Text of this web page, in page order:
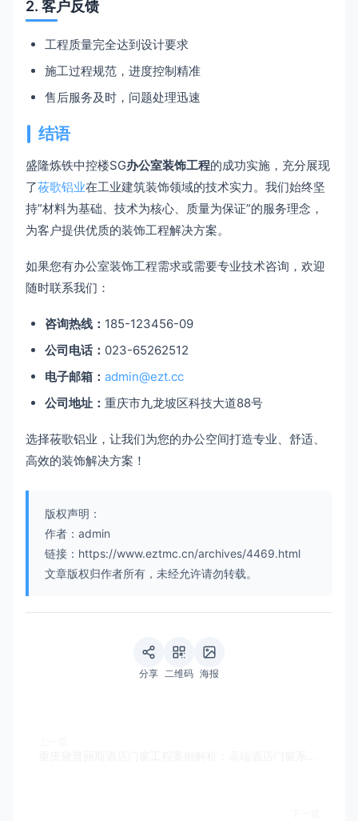
2. 客户反馈
工程质量完全达到设计要求
施工过程规范，进度控制精准
售后服务及时，问题处理迅速
结语
盛隆炼铁中控楼SG办公室装饰工程的成功实施，充分展现
了莜歌铝业在工业建筑装饰领域的技术实力。我们始终坚
持”材料为基础、技术为核心、质量为保证”的服务理念，
为客户提供优质的装饰工程解决方案。
如果您有办公室装饰工程需求或需要专业技术咨询，欢迎
随时联系我们：
咨询热线： 185-123456-09
公司电话： 023-65262512
电子邮箱： admin@ezt.cc
公司地址： 重庆市九龙坡区科技大道88号
选择莜歌铝业，让我们为您的办公空间打造专业、舒适、
高效的装饰解决方案！
版权声明：
作者：admin
链接：https://www.eztmc.cn/archives/4469.html
文章版权归作者所有，未经允许请勿转载。
分享 二维码 海报